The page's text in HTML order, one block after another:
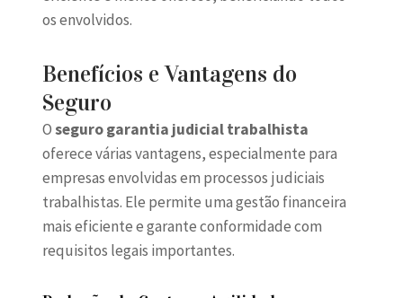
os envolvidos.
Benefícios e Vantagens do
Seguro
Oseguro garantia judicial trabalhista
oferece várias vantagens, especialmente para
empresas envolvidas em processos judiciais
trabalhistas. Ele permite uma gestão financeira
mais eficiente e garante conformidade com
requisitos legais importantes.